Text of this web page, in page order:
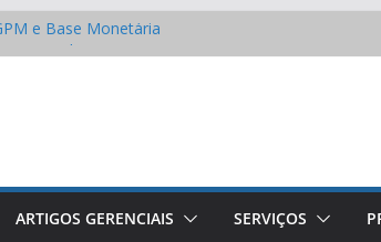
e Base Monetária
o custo do seu projeto?
na conta de água
em empresas de
ARTIGOS GERENCIAIS SERVIÇOS